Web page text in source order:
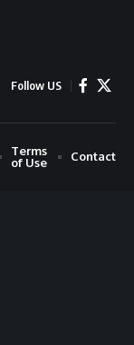
Follow US
Terms
of Use
Contact